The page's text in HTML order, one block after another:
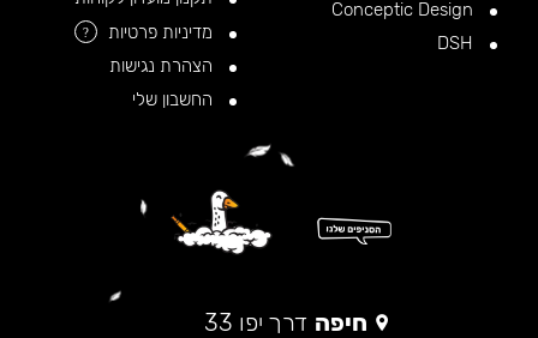
מדיניות פרטיות
?
הצהרת נגישות
החשבון שלי
חיפה דרך יפו 33